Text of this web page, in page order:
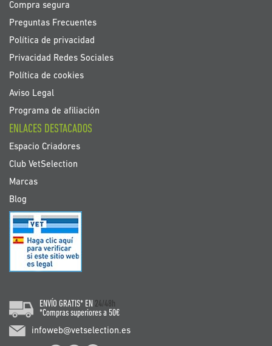
Compra segura
Preguntas Frecuentes
Política de privacidad
Privacidad Redes Sociales
Política de cookies
Aviso Legal
Programa de afiliación
ENLACES DESTACADOS
Espacio Criadores
Club VetSelection
Marcas
Blog
ENVÍO GRATIS* EN 24/48h
*Compras superiores a 50€
infoweb@vetselection.es